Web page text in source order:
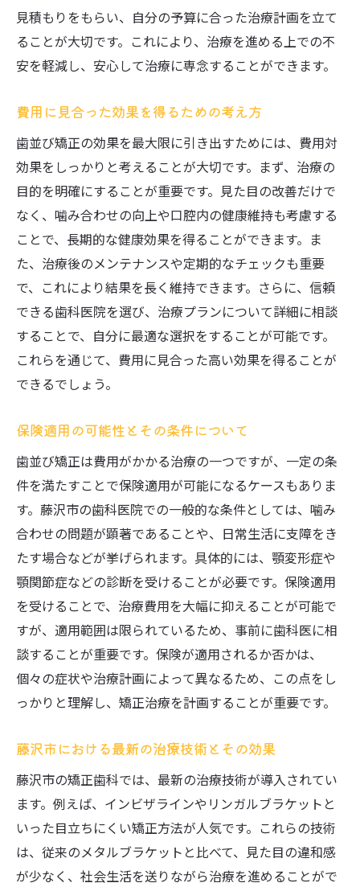
見積もりをもらい、自分の予算に合った治療計画を立て
ることが大切です。これにより、治療を進める上での不
安を軽減し、安心して治療に専念することができます。
費用に見合った効果を得るための考え方
歯並び矯正の効果を最大限に引き出すためには、費用対
効果をしっかりと考えることが大切です。まず、治療の
目的を明確にすることが重要です。見た目の改善だけで
なく、噛み合わせの向上や口腔内の健康維持も考慮する
ことで、長期的な健康効果を得ることができます。ま
た、治療後のメンテナンスや定期的なチェックも重要
で、これにより結果を長く維持できます。さらに、信頼
できる歯科医院を選び、治療プランについて詳細に相談
することで、自分に最適な選択をすることが可能です。
これらを通じて、費用に見合った高い効果を得ることが
できるでしょう。
保険適用の可能性とその条件について
歯並び矯正は費用がかかる治療の一つですが、一定の条
件を満たすことで保険適用が可能になるケースもありま
す。藤沢市の歯科医院での一般的な条件としては、噛み
合わせの問題が顕著であることや、日常生活に支障をき
たす場合などが挙げられます。具体的には、顎変形症や
顎関節症などの診断を受けることが必要です。保険適用
を受けることで、治療費用を大幅に抑えることが可能で
すが、適用範囲は限られているため、事前に歯科医に相
談することが重要です。保険が適用されるか否かは、
個々の症状や治療計画によって異なるため、この点をし
っかりと理解し、矯正治療を計画することが重要です。
藤沢市における最新の治療技術とその効果
藤沢市の矯正歯科では、最新の治療技術が導入されてい
ます。例えば、インビザラインやリンガルブラケットと
いった目立ちにくい矯正方法が人気です。これらの技術
は、従来のメタルブラケットと比べて、見た目の違和感
が少なく、社会生活を送りながら治療を進めることがで